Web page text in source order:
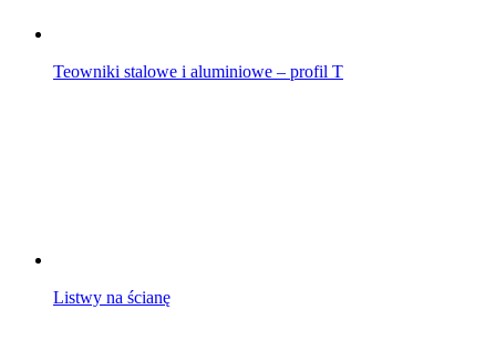
Teowniki stalowe i aluminiowe – profil T
Listwy na ścianę